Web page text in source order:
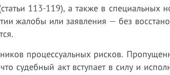
113-119), а также в специальных
жалобы или заявления — без
процессуальных рисков.
судебный акт вступает в силу и